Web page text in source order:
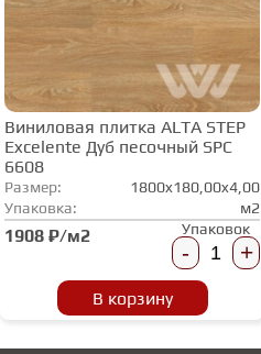
Виниловая плитка ALTA STEP
Excelente Дуб песочный SPC
6608
Размер:
1800x180,00x4,00
Упаковка:
м2
1908 ₽/м2 Упаковок
- +
В корзину